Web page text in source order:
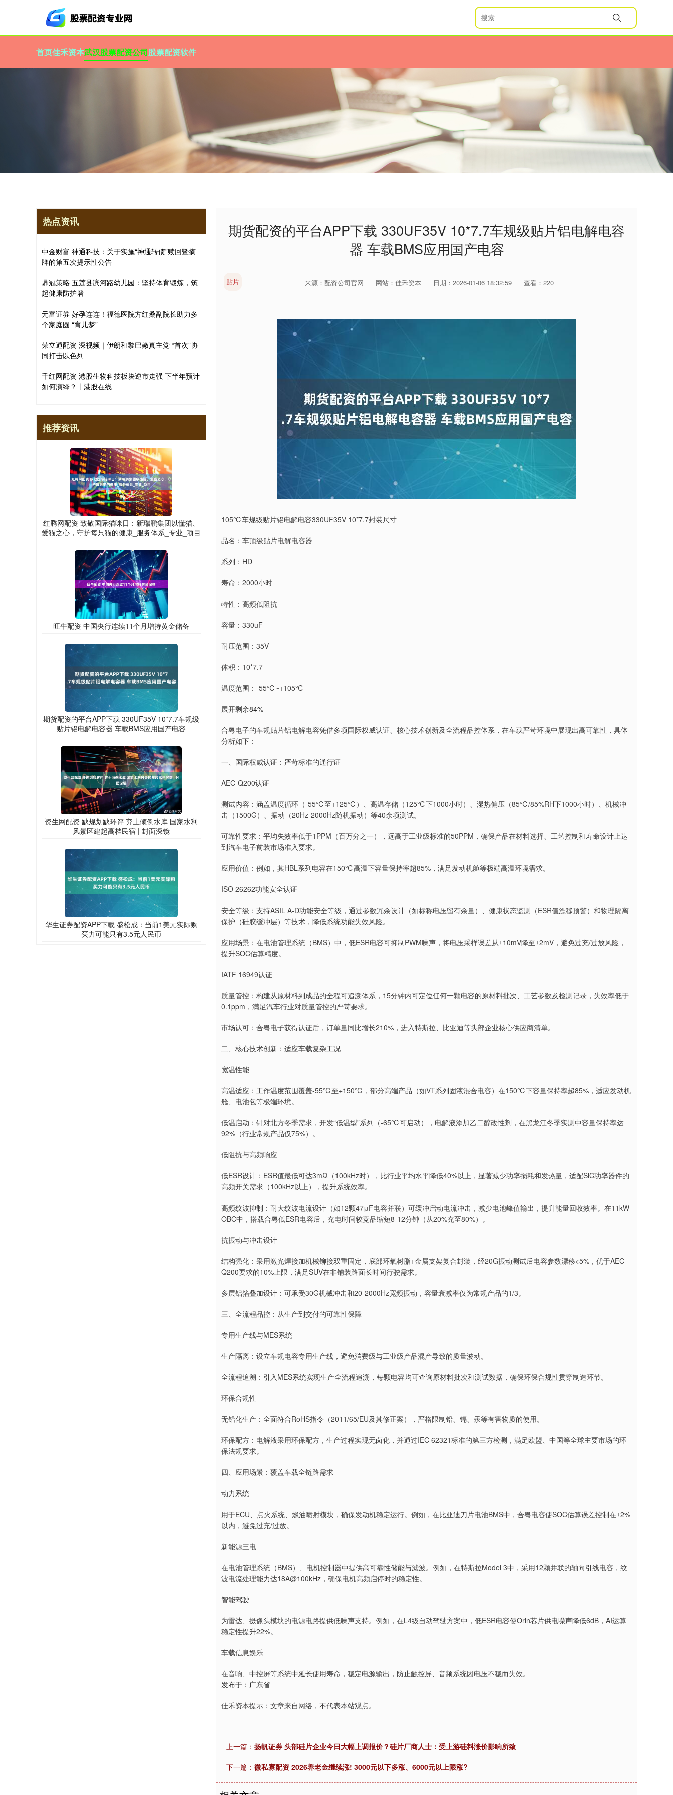
首页佳禾资本武汉股票配资公司股票配资软件
期货配资的平台APP下载 330UF35V 10*7.7车规级贴片铝电解电容
器 车载BMS应用国产电容
贴片 来源：配资公司官网 网站：佳禾资本 日期：2026-01-06 18:32:59 查看：220
105℃车规级贴片铝电解电容330UF35V 10*7.7封装尺寸
品名：车顶级贴片电解电容器
系列：HD
寿命：2000小时
特性：高频低阻抗
容量：330uF
耐压范围：35V
体积：10*7.7
温度范围：-55℃~+105℃
展开剩余84%
合粤电子的车规贴片铝电解电容凭借多项国际权威认证、核心技术创新及全流程品控体系，在车载严苛环境中展现出高可靠性，具体
分析如下：
一、国际权威认证：严苛标准的通行证
AEC-Q200认证
测试内容：涵盖温度循环（-55℃至+125℃）、高温存储（125℃下1000小时）、湿热偏压（85℃/85%RH下1000小时）、机械冲
击（1500G）、振动（20Hz-2000Hz随机振动）等40余项测试。
可靠性要求：平均失效率低于1PPM（百万分之一），远高于工业级标准的50PPM，确保产品在材料选择、工艺控制和寿命设计上达
到汽车电子前装市场准入要求。
应用价值：例如，其HBL系列电容在150℃高温下容量保持率超85%，满足发动机舱等极端高温环境需求。
ISO 26262功能安全认证
安全等级：支持ASIL A-D功能安全等级，通过参数冗余设计（如标称电压留有余量）、健康状态监测（ESR值漂移预警）和物理隔离
保护（硅胶缓冲层）等技术，降低系统功能失效风险。
应用场景：在电池管理系统（BMS）中，低ESR电容可抑制PWM噪声，将电压采样误差从±10mV降至±2mV，避免过充/过放风险，
提升SOC估算精度。
IATF 16949认证
质量管控：构建从原材料到成品的全程可追溯体系，15分钟内可定位任何一颗电容的原材料批次、工艺参数及检测记录，失效率低于
0.1ppm，满足汽车行业对质量管控的严苛要求。
市场认可：合粤电子获得认证后，订单量同比增长210%，进入特斯拉、比亚迪等头部企业核心供应商清单。
二、核心技术创新：适应车载复杂工况
宽温性能
高温适应：工作温度范围覆盖-55℃至+150℃，部分高端产品（如VT系列固液混合电容）在150℃下容量保持率超85%，适应发动机
舱、电池包等极端环境。
低温启动：针对北方冬季需求，开发“低温型”系列（-65℃可启动），电解液添加乙二醇改性剂，在黑龙江冬季实测中容量保持率达
92%（行业常规产品仅75%）。
低阻抗与高频响应
低ESR设计：ESR值最低可达3mΩ（100kHz时），比行业平均水平降低40%以上，显著减少功率损耗和发热量，适配SiC功率器件的
高频开关需求（100kHz以上），提升系统效率。
高频纹波抑制：耐大纹波电流设计（如12颗47μF电容并联）可缓冲启动电流冲击，减少电池峰值输出，提升能量回收效率。在11kW
OBC中，搭载合粤低ESR电容后，充电时间较竞品缩短8-12分钟（从20%充至80%）。
抗振动与冲击设计
结构强化：采用激光焊接加机械铆接双重固定，底部环氧树脂+金属支架复合封装，经20G振动测试后电容参数漂移<5%，优于AEC-
Q200要求的10%上限，满足SUV在非铺装路面长时间行驶需求。
多层铝箔叠加设计：可承受30G机械冲击和20-2000Hz宽频振动，容量衰减率仅为常规产品的1/3。
三、全流程品控：从生产到交付的可靠性保障
专用生产线与MES系统
生产隔离：设立车规电容专用生产线，避免消费级与工业级产品混产导致的质量波动。
全流程追溯：引入MES系统实现生产全流程追溯，每颗电容均可查询原材料批次和测试数据，确保环保合规性贯穿制造环节。
环保合规性
无铅化生产：全面符合RoHS指令（2011/65/EU及其修正案），严格限制铅、镉、汞等有害物质的使用。
环保配方：电解液采用环保配方，生产过程实现无卤化，并通过IEC 62321标准的第三方检测，满足欧盟、中国等全球主要市场的环
保法规要求。
四、应用场景：覆盖车载全链路需求
动力系统
用于ECU、点火系统、燃油喷射模块，确保发动机稳定运行。例如，在比亚迪刀片电池BMS中，合粤电容使SOC估算误差控制在±2%
以内，避免过充/过放。
新能源三电
在电池管理系统（BMS）、电机控制器中提供高可靠性储能与滤波。例如，在特斯拉Model 3中，采用12颗并联的轴向引线电容，纹
波电流处理能力达18A@100kHz，确保电机高频启停时的稳定性。
智能驾驶
为雷达、摄像头模块的电源电路提供低噪声支持。例如，在L4级自动驾驶方案中，低ESR电容使Orin芯片供电噪声降低6dB，AI运算
稳定性提升22%。
车载信息娱乐
在音响、中控屏等系统中延长使用寿命，稳定电源输出，防止触控屏、音频系统因电压不稳而失效。
发布于：广东省
佳禾资本提示：文章来自网络，不代表本站观点。
上一篇： 扬帆证券 头部硅片企业今日大幅上调报价？硅片厂商人士：受上游硅料涨价影响所致
下一篇： 微私寡配资 2026养老金继续涨! 3000元以下多涨、6000元以上限涨?
热点资讯
中金财富 神通科技：关于实施“神通转债”赎回暨摘
牌的第五次提示性公告
鼎冠策略 五莲县滨河路幼儿园：坚持体育锻炼，筑
起健康防护墙
元富证券 好孕连连！福德医院方红桑副院长助力多
个家庭圆 “育儿梦”
荣立通配资 深视频｜伊朗和黎巴嫩真主党 “首次”协
同打击以色列
千红网配资 港股生物科技板块逆市走强 下半年预计
如何演绎？丨港股在线
推荐资讯
红腾网配资 致敬国际猫咪日：新瑞鹏集团以懂猫、
爱猫之心，守护每只猫的健康_服务体系_专业_项目
旺牛配资 中国央行连续11个月增持黄金储备
期货配资的平台APP下载 330UF35V 10*7.7车规级
贴片铝电解电容器 车载BMS应用国产电容
资生网配资 缺规划缺环评 弃土倾倒水库 国家水利
风景区建起高档民宿 | 封面深镜
华生证券配资APP下载 盛松成：当前1美元实际购
买力可能只有3.5元人民币